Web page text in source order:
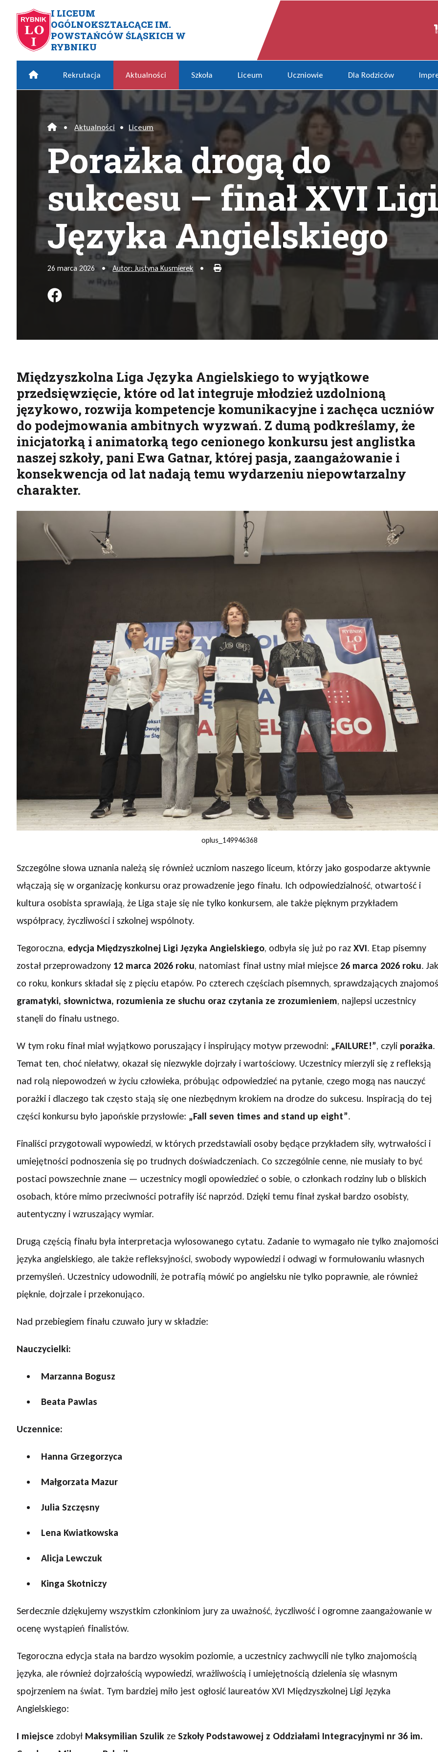
Przejdź do menu głównego
Przejdź do menu dodatkowego
Przejdź do treści
Mapa serwisu
I LICEUM
OGÓLNOKSZTAŁCĄCE IM.
POWSTAŃCÓW ŚLĄSKICH W
RYBNIKU
Porażka drogą do sukcesu – finał XVI Ligi Języka
Home Rekrutacja Aktualności Szkoła Liceum Uczniowie Dla Rodziców
Home
• Aktualności • Liceum
Porażka drogą do
sukcesu – finał XVI
Języka Angielskiego
26 marca 2026 • Autor: Justyna Kusmierek • Drukuj
Podziel się na FB
Międzyszkolna Liga Języka Angielskiego to wyjątkowe
przedsięwzięcie, które od lat integruje młodzież uzdolnioną
językowo, rozwija kompetencje komunikacyjne i zachęca uczniów
do podejmowania ambitnych wyzwań. Z dumą podkreślamy, że
inicjatorką i animatorką tego cenionego konkursu jest anglistka
naszej szkoły, pani Ewa Gatnar, której pasja, zaangażowanie i
konsekwencja od lat nadają temu wydarzeniu niepowtarzalny
charakter.
oplus_149946368
Szczególne słowa uznania należą się również uczniom naszego liceum, którzy jako gospodarze aktywnie
włączają się w organizację konkursu oraz prowadzenie jego finału. Ich odpowiedzialność, otwartość i
kultura osobista sprawiają, że Liga staje się nie tylko konkursem, ale także pięknym przykładem
współpracy, życzliwości i szkolnej wspólnoty.
Tegoroczna, edycja Międzyszkolnej Ligi Języka Angielskiego, odbyła się już po raz XVI. Etap pisemny
został przeprowadzony 12 marca 2026 roku, natomiast finał ustny miał miejsce 26 marca 2026 roku. Jak
co roku, konkurs składał się z pięciu etapów. Po czterech częściach pisemnych, sprawdzających
gramatyki, słownictwa, rozumienia ze słuchu oraz czytania ze zrozumieniem, najlepsi uczestnicy
stanęli do finału ustnego.
W tym roku finał miał wyjątkowo poruszający i inspirujący motyw przewodni: „FAILURE!”, czyli porażka.
Temat ten, choć niełatwy, okazał się niezwykle dojrzały i wartościowy. Uczestnicy mierzyli się z refleksją
nad rolą niepowodzeń w życiu człowieka, próbując odpowiedzieć na pytanie, czego mogą nas nauczyć
porażki i dlaczego tak często stają się one niezbędnym krokiem na drodze do sukcesu. Inspiracją do tej
części konkursu było japońskie przysłowie: „Fall seven times and stand up eight”.
Finaliści przygotowali wypowiedzi, w których przedstawiali osoby będące przykładem siły, wytrwałości i
umiejętności podnoszenia się po trudnych doświadczeniach. Co szczególnie cenne, nie musiały to być
postaci powszechnie znane — uczestnicy mogli opowiedzieć o sobie, o członkach rodziny lub o bliskich
osobach, które mimo przeciwności potrafiły iść naprzód. Dzięki temu finał zyskał bardzo osobisty,
autentyczny i wzruszający wymiar.
Drugą częścią finału była interpretacja wylosowanego cytatu. Zadanie to wymagało nie tylko znajomości
języka angielskiego, ale także refleksyjności, swobody wypowiedzi i odwagi w formułowaniu własnych
przemyśleń. Uczestnicy udowodnili, że potrafią mówić po angielsku nie tylko poprawnie, ale również
pięknie, dojrzale i przekonująco.
Nad przebiegiem finału czuwało jury w składzie:
Nauczycielki:
Marzanna Bogusz
Beata Pawlas
Uczennice:
Hanna Grzegorzyca
Małgorzata Mazur
Julia Szczęsny
Lena Kwiatkowska
Alicja Lewczuk
Kinga Skotniczy
Serdecznie dziękujemy wszystkim członkiniom jury za uważność, życzliwość i ogromne zaangażowanie w
ocenę wystąpień finalistów.
Tegoroczna edycja stała na bardzo wysokim poziomie, a uczestnicy zachwycili nie tylko znajomością
języka, ale również dojrzałością wypowiedzi, wrażliwością i umiejętnością dzielenia się własnym
spojrzeniem na świat. Tym bardziej miło jest ogłosić laureatów XVI Międzyszkolnej Ligi Języka
Angielskiego:
I miejsce zdobył Maksymilian Szulikze Szkoły Podstawowej z Oddziałami Integracyjnymi nr 36 im.